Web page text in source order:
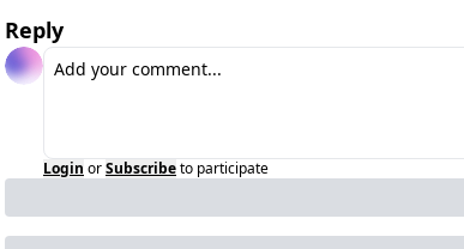
Reply
Login orSubscribeto participate